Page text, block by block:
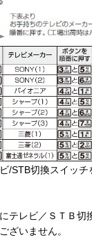
/STB切換スイッチ
テレビ／ＳＴＢ切
いません。